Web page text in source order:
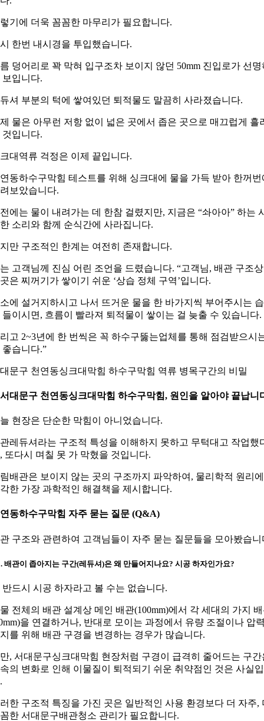
기에 더욱 꼼꼼한 마무리가 필요합니다.
한번 내시경을 투입했습니다.
덩어리로 꽉 막혀 입구조차 보이지 않던 50mm 진입로가 선명
보입니다.
셔 부분의 턱에 쌓여있던 퇴적물도 말끔히 사라졌습니다.
물은 아무런 저항 없이 넓은 곳에서 좁은 곳으로 매끄럽게 흘
것입니다.
대역류 걱정은 이제 끝입니다.
동하수구막힘 테스트를 위해 싱크대에 물을 가득 받아 한꺼번
보았습니다.
에는 물이 내려가는 데 한참 걸렸지만, 지금은 “솨아아” 하는
소리와 함께 순식간에 사라집니다.
만 구조적인 한계는 여전히 존재합니다.
고객님께 진심 어린 조언을 드렸습니다. “고객님, 배관 구조상
은 찌꺼기가 쌓이기 쉬운 ‘상습 정체 구역’입니다.
에 설거지하시고 나서 뜨거운 물을 한 바가지씩 부어주시는
들이시면, 흐름이 빨라져 퇴적물이 쌓이는 걸 늦출 수 있습니다.
고 2~3년에 한 번씩은 꼭 하수구뚫는업체를 통해 점검받으시
좋습니다.”
문구 천연동싱크대막힘 하수구막힘 역류 병목구간의 비밀
대문구 천연동싱크대막힘 하수구막힘, 원인을 알아야 끝납니
현장은 단순한 막힘이 아니었습니다.
레듀셔라는 구조적 특성을 이해하지 못하고 무턱대고 작업했
또다시 며칠 못 가 막혔을 것입니다.
배관은 보이지 않는 곳의 구조까지 파악하여, 물리학적 원리에
한 가장 과학적인 해결책을 제시합니다.
동하수구막힘 자주 묻는 질문 (Q&A)
구조와 관련하여 고객님들이 자주 묻는 질문들을 모아봤습니
배관이 좁아지는 구간(레듀셔)은 왜 만들어지나요? 시공 하자인가요?
반드시 시공 하자라고 볼 수는 없습니다.
전체의 배관 설계상 메인 배관(100mm)에서 각 세대의 가지
을 연결하거나, 반대로 모이는 과정에서 유량 조절이나 압
를 위해 배관 구경을 변경하는 경우가 많습니다.
, 서대문구싱크대막힘 현장처럼 구경이 급격히 줄어드는 구간
의 변화로 인해 이물질이 퇴적되기 쉬운 취약점인 것은 사실
한 구조적 특징을 가진 곳은 일반적인 사용 환경보다 더 자주,
한 서대문구배관청소 관리가 필요합니다.